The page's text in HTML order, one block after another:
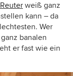
weiß ganz
kann – da
Wer
banalen
er fast wie ein